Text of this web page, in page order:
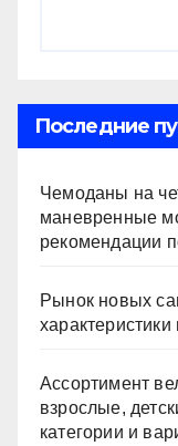
Последние
Чемоданы на
маневренные
рекомендации
Рынок новых
Ассортимент
взрослые,
категории и